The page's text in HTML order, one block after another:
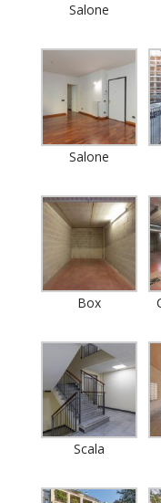
Salone
Salone
Box
Scala